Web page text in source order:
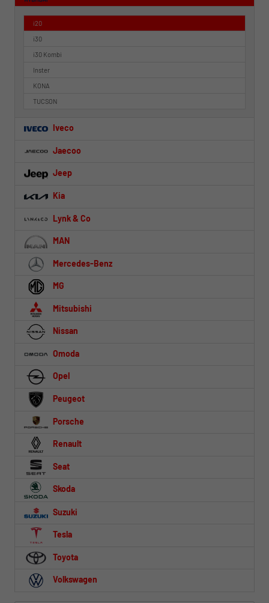
i20
i30
i30 Kombi
Inster
KONA
TUCSON
Iveco
Jaecoo
Jeep
Kia
Lynk & Co
MAN
Mercedes-Benz
MG
Mitsubishi
Nissan
Omoda
Opel
Peugeot
Porsche
Renault
Seat
Skoda
Suzuki
Tesla
Toyota
Volkswagen